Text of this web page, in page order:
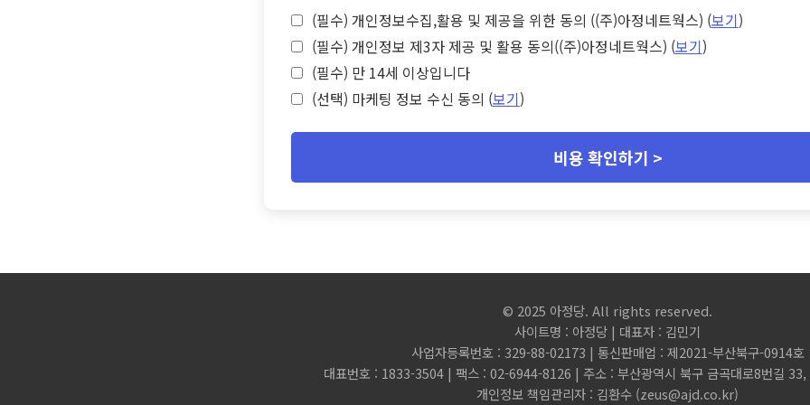
(필수) 개인정보수집,활용 및 제공을 위한 동의 ((주)아정네트웍스) (보기)
(필수) 개인정보 제3자 제공 및 활용 동의((주)아정네트웍스) (보기)
(필수) 만 14세 이상입니다
(선택) 마케팅 정보 수신 동의 (보기)
비용 확인하기 >
© 2025 아정당. All rights reserved.
사이트명 : 아정당 | 대표자 : 김민기
사업자등록번호 : 329-88-02173 | 통신판매업 : 제2021-부산북구-0914호
대표번호 : 1833-3504 | 팩스 : 02-6944-8126 | 주소 : 부산광역시 북구 금곡대로8번길 33,
개인정보 책임관리자 : 김환수 (zeus@ajd.co.kr)